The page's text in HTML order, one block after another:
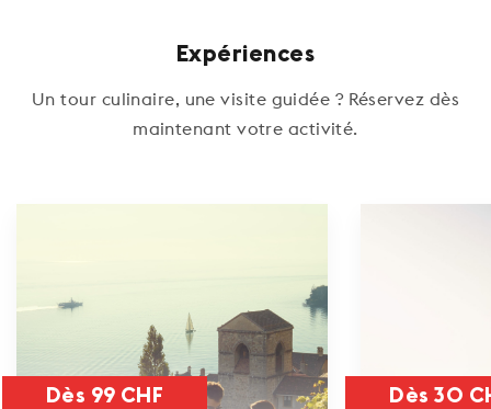
Expériences
Un tour culinaire, une visite guidée ? Réservez dès
maintenant votre activité.
Dès 99 CHF Dès 30